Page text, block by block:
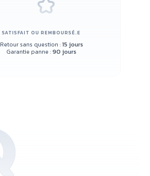
SATISFAIT OU REMBOURSÉ.E
Retour sans question :15 jours
Garantie panne :90 jours